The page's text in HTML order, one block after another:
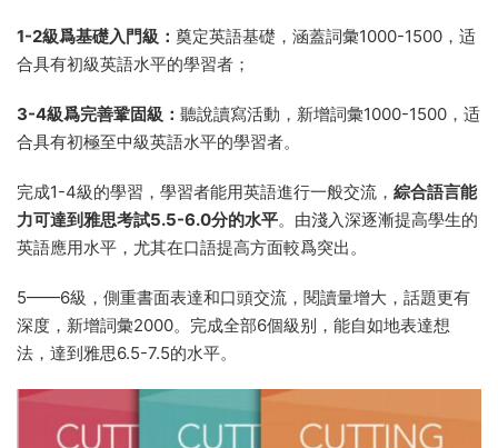
1-2級爲基礎入門級： 奠定英語基礎，涵蓋詞彙1000-1500，适
合具有初級英語水平的學習者；
3-4級爲完善鞏固級： 聽說讀寫活動，新增詞彙1000-1500，适
合具有初極至中級英語水平的學習者。
完成1-4級的學習，學習者能用英語進行一般交流， 綜合語言能
力可達到雅思考試5.5-6.0分的水平。由淺入深逐漸提高學生的
英語應用水平，尤其在口語提高方面較爲突出。
5——6級，側重書面表達和口頭交流，閱讀量增大，話題更有
深度，新增詞彙2000。完成全部6個級别，能自如地表達想
法，達到雅思6.5-7.5的水平。